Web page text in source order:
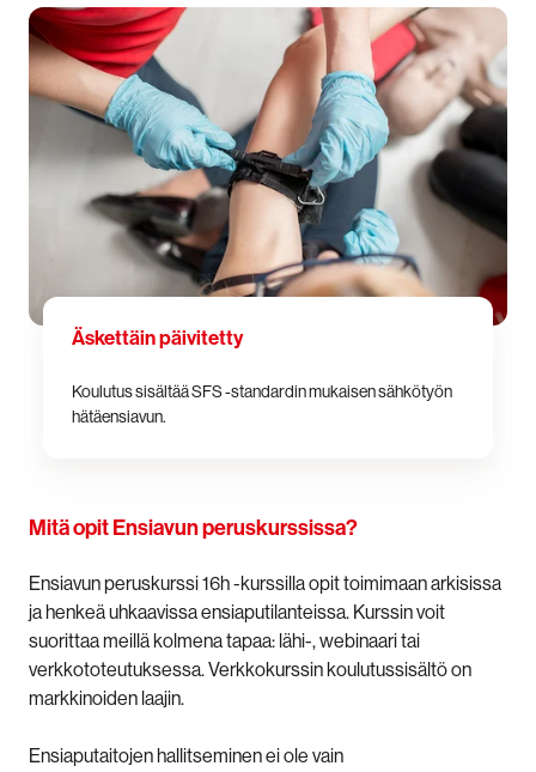
Äskettäin päivitetty
Koulutus sisältää SFS -standardin mukaisen sähkötyön
hätäensiavun.
Mitä opit Ensiavun peruskurssissa?
Ensiavun peruskurssi 16h -kurssilla opit toimimaan arkisissa
ja henkeä uhkaavissa ensiaputilanteissa. Kurssin voit
suorittaa meillä kolmena tapaa: lähi-, webinaari tai
verkkototeutuksessa. Verkkokurssin koulutussisältö on
markkinoiden laajin.
Ensiaputaitojen hallitseminen ei ole vain